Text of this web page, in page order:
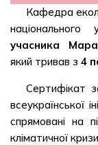
Кафедра
національного
учасника
який тривав з 4
Сертифікат
всеукраїнської
спрямовані на
кліматичної